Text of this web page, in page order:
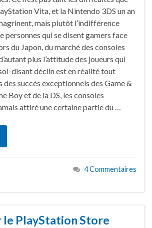
Vita, et la Nintendo 3DS un an
mais plutôt l’indifférence
personnes qui se disent gamers face
du Japon, du marché des consoles
plus l’attitude des joueurs qui
disant déclin est en réalité tout
des succès exceptionnels des Game &
Boy et de la DS, les consoles
attiré une certaine partie du …
4 Commentaires
le PlayStation Store